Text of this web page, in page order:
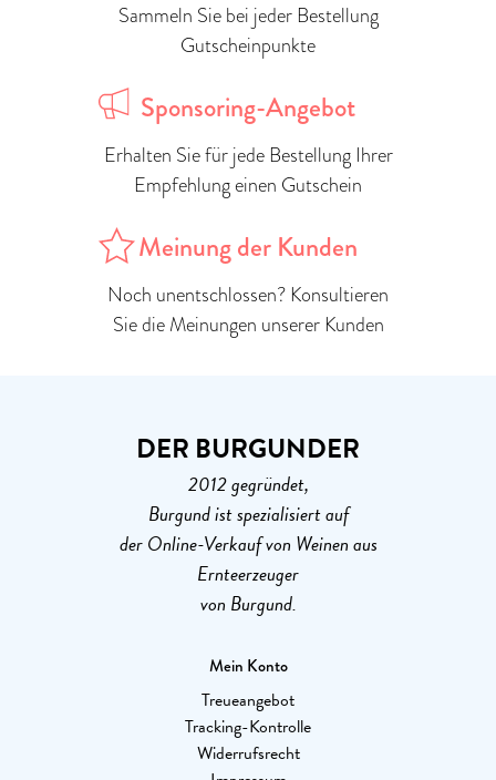
Sammeln Sie bei jeder Bestellung
Gutscheinpunkte
Sponsoring-Angebot
Erhalten Sie für jede Bestellung Ihrer
Empfehlung einen Gutschein
Meinung der Kunden
Noch unentschlossen? Konsultieren
Sie die Meinungen unserer Kunden
DER BURGUNDER
2012 gegründet,
Burgund ist spezialisiert auf
der Online-Verkauf von Weinen aus
Ernteerzeuger
von Burgund.
Mein Konto
Treueangebot
Tracking-Kontrolle
Widerrufsrecht